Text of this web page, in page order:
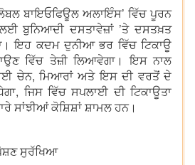
ਬਾਇਓਫਿਊਲ ਅਲਾਇੰਸ’ ਵਿੱਚ ਪੂਰਨ
ਬੁਨਿਆਦੀ ਦਸਤਾਵੇਜ਼ਾਂ ’ਤੇ ਦਸਤਖ਼ਤ
ਇਹ ਕਦਮ ਦੁਨੀਆ ਭਰ ਵਿੱਚ ਟਿਕਾਊ
ਵਿੱਚ ਤੇਜ਼ੀ ਲਿਆਵੇਗਾ। ਇਸ ਨਾਲ
ਚੇਨ, ਮਿਆਰਾਂ ਅਤੇ ਇਸ ਦੀ ਵਰਤੋਂ ਦੇ
ਜਿਸ ਵਿੱਚ ਸਪਲਾਈ ਦੀ ਟਿਕਾਊਤਾ
ਸਾਂਝੀਆਂ ਕੋਸ਼ਿਸ਼ਾਂ ਸ਼ਾਮਲ ਹਨ।
ਸੁਰੱਖਿਆ